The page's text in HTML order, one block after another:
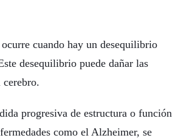
cuando hay un desequilibrio
desequilibrio puede dañar las
progresiva de estructura o función
como el Alzheimer, se